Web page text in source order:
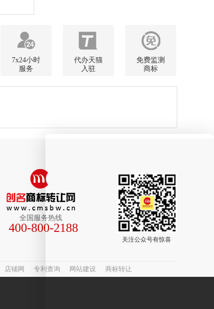
7x24小时
服务
代办天猫
入驻
免费监测
商标
全国服务热线
400-800-2188
关注公众号有惊喜
店铺网 专利查询 网站建设 商标转让